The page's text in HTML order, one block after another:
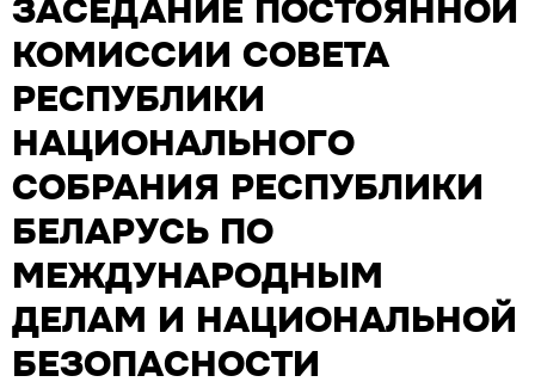
ЗАСЕДАНИЕ ПОСТОЯННОЙ
КОМИССИИ СОВЕТА
РЕСПУБЛИКИ
НАЦИОНАЛЬНОГО
СОБРАНИЯ РЕСПУБЛИКИ
БЕЛАРУСЬ ПО
МЕЖДУНАРОДНЫМ
ДЕЛАМ И НАЦИОНАЛЬНОЙ
БЕЗОПАСНОСТИ